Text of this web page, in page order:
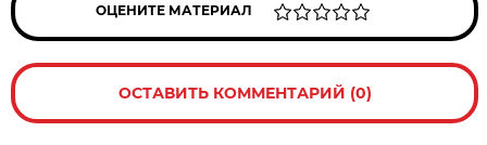
ОЦЕНИТЕ МАТЕРИАЛ
ОСТАВИТЬ КОММЕНТАРИЙ (0)